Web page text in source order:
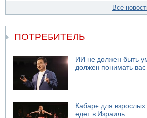
Все
ПОТРЕБИТЕЛЬ
ИИ не должен быть
должен понимать вас
Кабаре для
едет в Израиль